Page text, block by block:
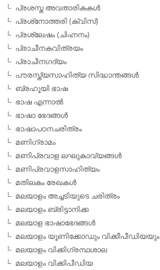
പ്രശസ്ത അവതാരികകള്‍
പ്രശ്‌നോത്തരി (ക്വിസ്)
പ്രശ്ലേഷം (ചിഹ്നനം)
പ്രാചീനകവിത്രയം
പ്രാചീനഗദ്യം
പൗരസ്ത്യസാഹിത്യ സിദ്ധാന്തങ്ങള്‍
ബ്രഹൂയി ഭാഷ
ഭാഷ എന്നാല്‍
ഭാഷാ ഭേദങ്ങള്‍
ഭാഷാപഠനചരിത്രം
മണിഗ്രാമം
മണിപ്രവാള ലഘുകാവ്യങ്ങള്‍
മണിപ്രവാളസാഹിത്യം
മതിലകം രേഖകള്‍
മലയാളം അച്ചടിയുടെ ചരിത്രം
മലയാളം ബ്രിട്ടാനിക്ക
മലയാള ഭാഷാഭേദങ്ങള്‍
മലയാളം യൂണിക്കോഡും വിക്കീപീഡിയയും
മലയാളം വിക്കിഗ്രന്ഥശാല
മലയാളം വിക്കിപീഡിയ